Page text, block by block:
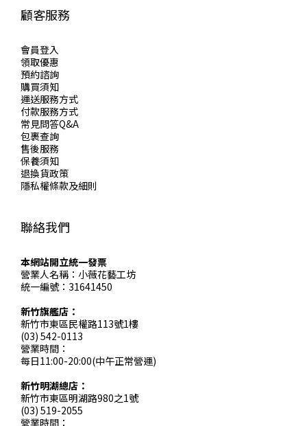
顧客服務
會員登入
領取優惠
預約諮詢
購買須知
運送服務方式
付款服務方式
常見問答Q&A
包裹查詢
售後服務
保養須知
退換貨政策
隱私權條款及細則
聯絡我們
本網站開立統一發票
營業人名稱：小薇花藝工坊
統一編號：31641450
新竹旗艦店：
新竹市東區民權路113號1樓
(03) 542-0113
營業時間：
每日11:00-20:00(中午正常營運)
新竹明湖總店：
新竹市東區明湖路980之1號
(03) 519-2055
營業時間：